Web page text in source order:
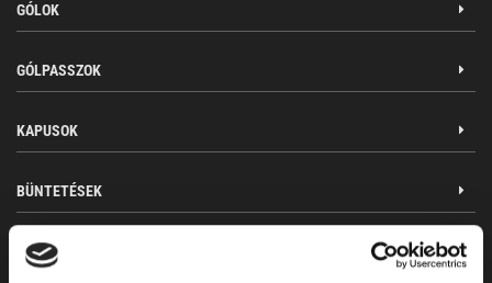
GÓLOK
GÓLPASSZOK
KAPUSOK
BÜNTETÉSEK
+/-